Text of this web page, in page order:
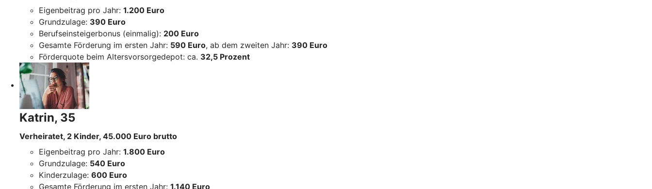
Eigenbeitrag pro Jahr: 1.200 Euro
Grundzulage: 390 Euro
Berufseinsteigerbonus (einmalig): 200 Euro
Gesamte Förderung im ersten Jahr: 590 Euro, ab dem zweiten Jahr: 390 Euro
Förderquote beim Altersvorsorgedepot: ca. 32,5 Prozent
Katrin, 35
Verheiratet, 2 Kinder, 45.000 Euro brutto
Eigenbeitrag pro Jahr: 1.800 Euro
Grundzulage: 540 Euro
Kinderzulage: 600 Euro
Gesamte Förderung im ersten Jahr: 1.140 Euro